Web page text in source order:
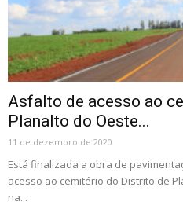
Asfalto de acesso ao
Planalto do Oeste...
11 de dezembro de 2020
Está finalizada a obra de
acesso ao cemitério do Distrito de
na...